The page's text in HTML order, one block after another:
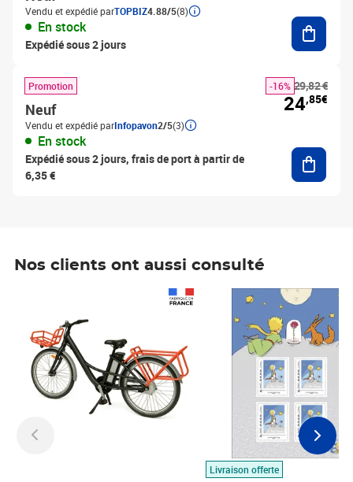
Vendu et expédié parTOPBIZ4.88/5(8)
En stock
Expédié sous 2 jours
Promotion
Neuf
Vendu et expédié parInfopavon2/5(3)
En stock
Expédié sous 2 jours, frais de port à partir de
6,35 €
29,82 €
-16%
24,85€
Nos clients ont aussi consulté
Livraison offerte
Prix 7,50€